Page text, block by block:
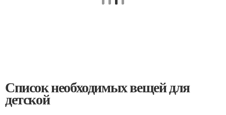
Список необходимых вещей для
детской